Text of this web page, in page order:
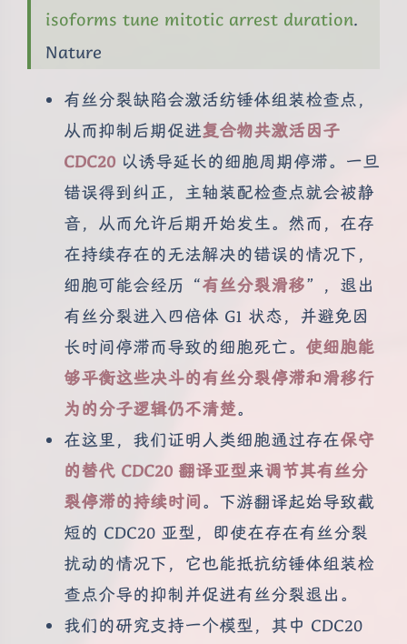
isoforms tune mitotic arrest duration.
Nature
有丝分裂缺陷会激活纺锤体组装检查点，
从而抑制后期促进复合物共激活因子
CDC20 以诱导延长的细胞周期停滞。一旦
错误得到纠正，主轴装配检查点就会被静
音，从而允许后期开始发生。然而，在存
在持续存在的无法解决的错误的情况下，
细胞可能会经历“有丝分裂滑移”，退出
有丝分裂进入四倍体 G1 状态，并避免因
长时间停滞而导致的细胞死亡。 使细胞能
够平衡这些决斗的有丝分裂停滞和滑移行
为的分子逻辑仍不清楚。
在这里，我们证明人类细胞通过存在保守
的替代 CDC20 翻译亚型来调节其有丝分
裂停滞的持续时间。下游翻译起始导致截
短的 CDC20 亚型，即使在存在有丝分裂
扰动的情况下，它也能抵抗纺锤体组装检
查点介导的抑制并促进有丝分裂退出。
我们的研究支持一个模型，其中 CDC20